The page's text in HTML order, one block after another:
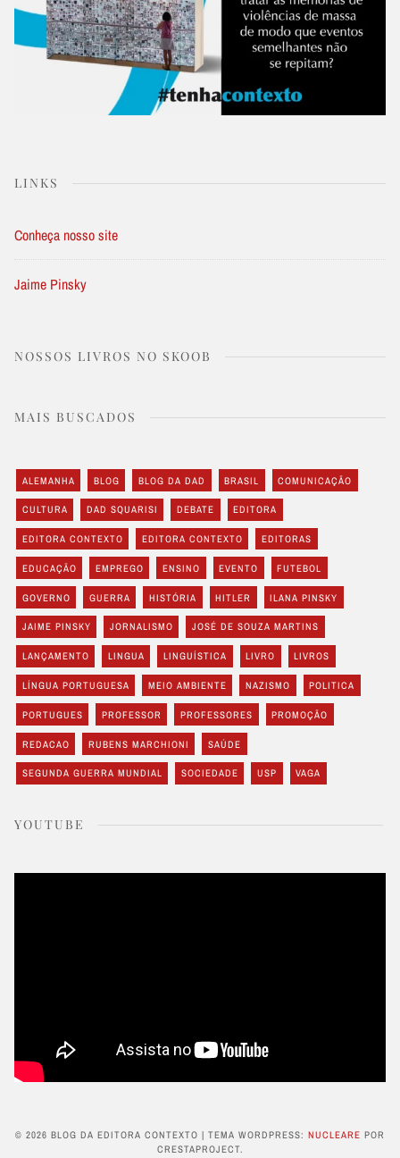
LINKS
Conheça nosso site
Jaime Pinsky
NOSSOS LIVROS NO SKOOB
MAIS BUSCADOS
ALEMANHA BLOG BLOG DA DAD BRASIL COMUNICAÇÃO
CULTURA DAD SQUARISI DEBATE EDITORA
EDITORA CONTEXTO EDITORA CONTEXTO EDITORAS
EDUCAÇÃO EMPREGO ENSINO EVENTO FUTEBOL
GOVERNO GUERRA HISTÓRIA HITLER ILANA PINSKY
JAIME PINSKY JORNALISMO JOSÉ DE SOUZA MARTINS
LANÇAMENTO LINGUA LINGUÍSTICA LIVRO LIVROS
LÍNGUA PORTUGUESA MEIO AMBIENTE NAZISMO POLITICA
PORTUGUES PROFESSOR PROFESSORES PROMOÇÃO
REDACAO RUBENS MARCHIONI SAÚDE
SEGUNDA GUERRA MUNDIAL SOCIEDADE USP VAGA
YOUTUBE
© 2026 BLOG DA EDITORA CONTEXTO | TEMA WORDPRESS: NUCLEARE POR
CRESTAPROJECT.